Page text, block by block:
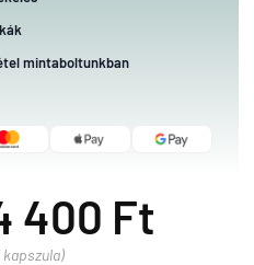
mintaboltunkban
400 Ft